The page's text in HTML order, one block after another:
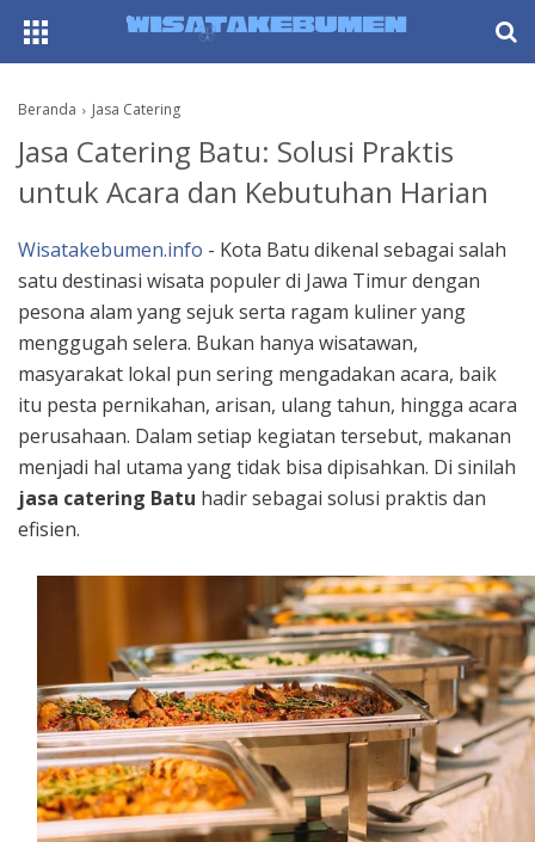
Beranda Jasa Catering
Jasa Catering Batu: Solusi Praktis
untuk Acara dan Kebutuhan Harian
Wisatakebumen.info - Kota Batu dikenal sebagai salah
satu destinasi wisata populer di Jawa Timur dengan
pesona alam yang sejuk serta ragam kuliner yang
menggugah selera. Bukan hanya wisatawan,
masyarakat lokal pun sering mengadakan acara, baik
itu pesta pernikahan, arisan, ulang tahun, hingga acara
perusahaan. Dalam setiap kegiatan tersebut, makanan
menjadi hal utama yang tidak bisa dipisahkan. Di sinilah
jasa catering Batu hadir sebagai solusi praktis dan
efisien.